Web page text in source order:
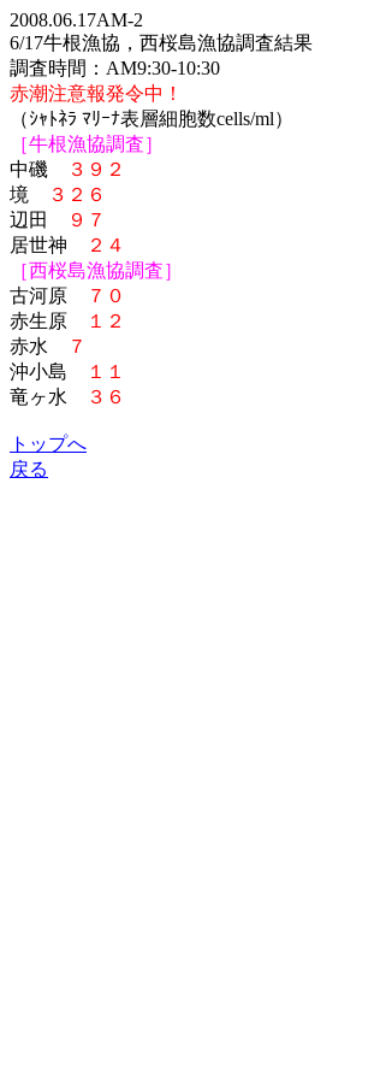
2008.06.17AM-2
6/17牛根漁協，西桜島漁協調査結果
調査時間：AM9:30-10:30
赤潮注意報発令中！
（ｼｬﾄﾈﾗ ﾏﾘｰﾅ表層細胞数cells/ml）
［牛根漁協調査］
中磯
３９２
境
３２６
辺田
９７
居世神
２４
［西桜島漁協調査］
古河原
７０
赤生原
１２
赤水
７
沖小島
１１
竜ヶ水
３６
トップへ
戻る